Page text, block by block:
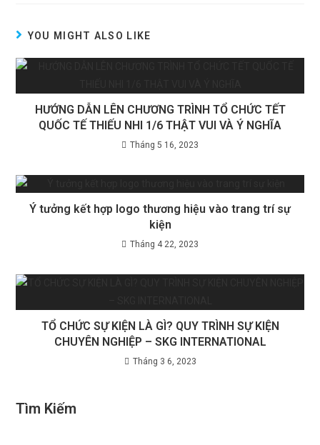
YOU MIGHT ALSO LIKE
HƯỚNG DẪN LÊN CHƯƠNG TRÌNH TỔ CHỨC TẾT
QUỐC TẾ THIẾU NHI 1/6 THẬT VUI VÀ Ý NGHĨA
Tháng 5 16, 2023
Ý tưởng kết hợp logo thương hiệu vào trang trí sự
kiện
Tháng 4 22, 2023
TỔ CHỨC SỰ KIỆN LÀ GÌ? QUY TRÌNH SỰ KIỆN
CHUYÊN NGHIỆP – SKG INTERNATIONAL
Tháng 3 6, 2023
Tìm Kiếm